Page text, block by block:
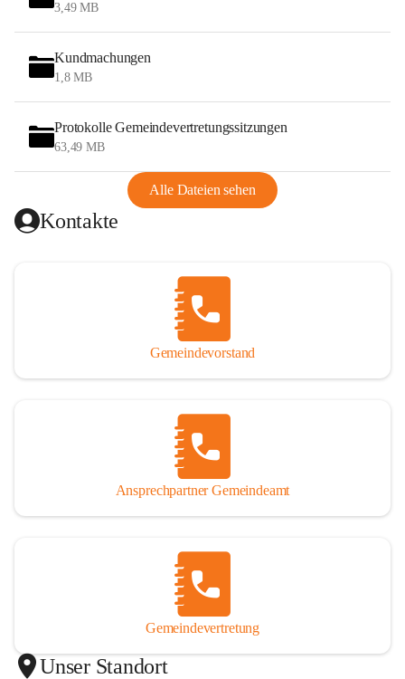
3,49 MB
Kundmachungen
1,8 MB
Protokolle Gemeindevertretungssitzungen
63,49 MB
Alle Dateien sehen
Kontakte
Gemeindevorstand
Ansprechpartner Gemeindeamt
Gemeindevertretung
Unser Standort